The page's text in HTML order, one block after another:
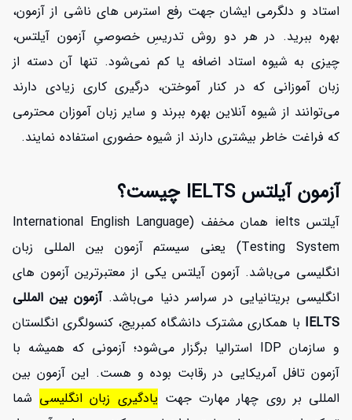
استاد و دلگرمی ایشان جهت رفع استرس های ناشی از آزمون،
بهره ببرید. در هر دو روش تدریسِ خصوصیِ آزمون آیلتس،
چیزی به شیوه استاد اضافه یا کم نمی‌شود. تنها آن دسته از
زبان آموزانی که در کنار آموختن، درگیری کاری زیادی دارند
می‌توانند از شیوه آنلاین بهره ببرند و سایر زبان آموزان محترمی
که فراغت خاطر بیشتری دارند از شیوه حضوری استفاده نمایند.
آزمون آیلتس IELTS چیست؟
آیلتس ielts همان مخفف (International English Language
Testing System) یعنی سیستم آزمون بین المللی زبان
انگلیسی می‌باشد. آزمون آیلتس یکی از معتبرترین آزمون های
انگلیسی بریتانیایی در سراسر دنیا می‌باشد.آزمون بین المللی
IELTS با همکاری مشترک دانشگاه کمبریج، کنسولگری انگلستان
و سازمان IDP استرالیا برگزار می‌شود؛ آزمونی که همیشه با
آزمون تافل آمریکایی در رقابت بوده و هست. این آزمون بین
المللی بر روی چهار مهارت جهت یادگیری زبان انگلیسی شما